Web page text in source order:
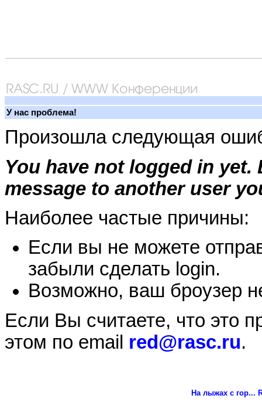
У нас проблема!
Произошла следующая
You have not logged in
message to another user
Наиболее частые причины:
Если вы не можете
забыли сделать login.
Возможно, ваш броузер
Если Вы считаете, что это
этом по email red@rasc.ru.
На лыжах с гор...